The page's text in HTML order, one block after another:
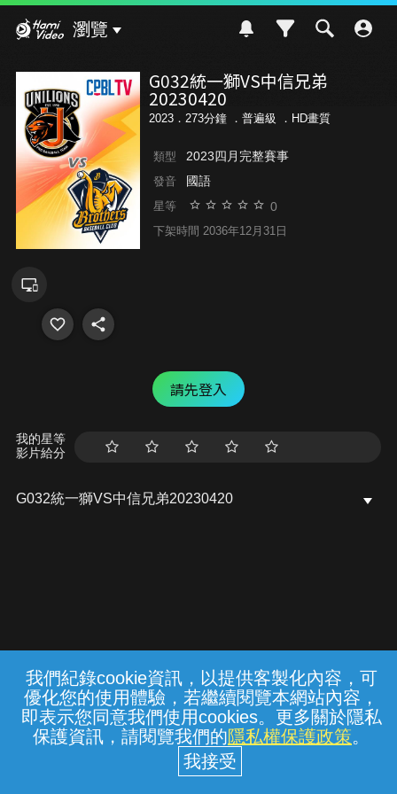
我們紀錄cookie資訊，以提供客製化內容，可
優化您的使用體驗，若繼續閱覽本網站內容，
即表示您同意我們使用cookies。更多關於隱私
保護資訊，請閱覽我們的隱私權保護政策。
瀏覽
G032統一獅VS中信兄弟
20230420
2023．273分鐘 ． 普遍級 ．HD畫質
類型 2023四月完整賽事
發音 國語
星等 0
下架時間 2036年12月31日
請先登入
我的星等
影片給分
G032統一獅VS中信兄弟20230420
常見問題 線上客服 服務條款 隱私權保護
中華電信股份有限公司個人家庭分公司
(統一編號：96979949) © 2026
{{notifyMsg}}